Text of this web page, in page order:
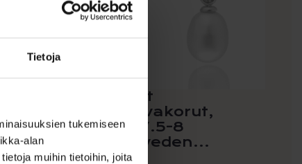
Tietoja
tukemiseen
alan
muihin tietoihin, joita
Roikkuvat
helmikorvakorut,
hopeaa 7.5-8
makeanveden...